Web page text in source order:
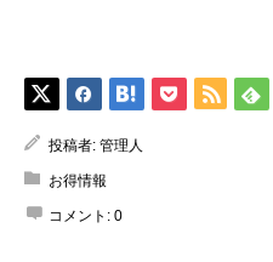
投稿者: 管理人
お得情報
コメント: 0